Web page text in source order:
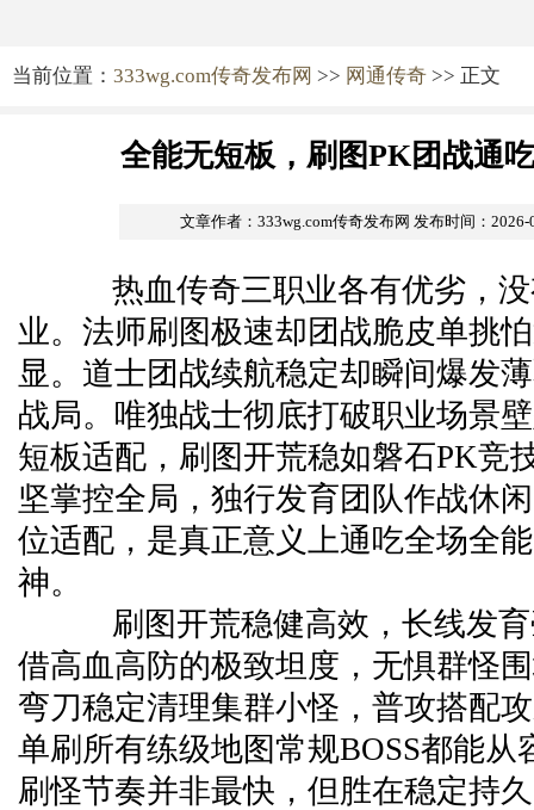
当前位置： 333wg.com传奇发布网 >> 网通传奇 >> 正文
全能无短板，刷图PK团战通
文章作者：333wg.com传奇发布网 发布时间：2026-
热血传奇三职业各有优劣，没
业。法师刷图极速却团战脆皮单挑
显。道士团战续航稳定却瞬间爆发
战局。唯独战士彻底打破职业场景
短板适配，刷图开荒稳如磐石PK竞
坚掌控全局，独行发育团队作战休
位适配，是真正意义上通吃全场全
神。
刷图开荒稳健高效，长线发育
借高血高防的极致坦度，无惧群怪
弯刀稳定清理集群小怪，普攻搭配
单刷所有练级地图常规BOSS都能从
刷怪节奏并非最快，但胜在稳定持